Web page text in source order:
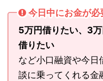
今日中にお金が必
5万円借りたい、3
借りたい
など小口融資や今日
談に乗ってくれる金